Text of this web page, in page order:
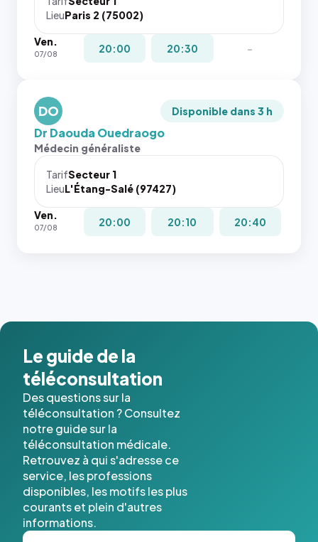
navigateur
pas la
place, et
les trois
dernières
images de
l'annuaire
dans ce
cas. #}
LieuParis 2 (75002)
Ven.
07/08 20:00 20:30 -
DO Disponible dans 3 h
Dr Daouda Ouedraogo
Médecin généraliste
TarifSecteur 1
LieuL'Étang-Salé (97427)
Ven.
07/08 20:00 20:10 20:40
Le guide de la
téléconsultation
Des questions sur la
téléconsultation ? Consultez
notre guide sur la
téléconsultation médicale.
Retrouvez à qui s'adresse ce
service, les professions
disponibles, les motifs les plus
courants et plein d'autres
informations.